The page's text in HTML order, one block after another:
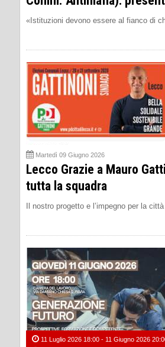
«Istituzioni devono essere al fianco di
Martedì 09 Giugno 2026
Lecco Grazie a Mauro
tutta la squadra
Il nostro progetto e l’impegno per la
11 Luglio 2026 18:00 - 11 Giugno 2026